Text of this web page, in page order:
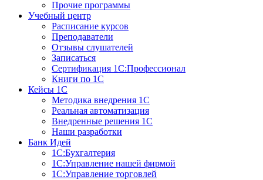
Прочие программы
Учебный центр
Расписание курсов
Преподаватели
Отзывы слушателей
Записаться
Сертификация 1С:Профессионал
Книги по 1С
Кейсы 1С
Методика внедрения 1С
Реальная автоматизация
Внедренные решения 1С
Наши разработки
Банк Идей
1С:Бухгалтерия
1С:Управление нашей фирмой
1С:Управление торговлей